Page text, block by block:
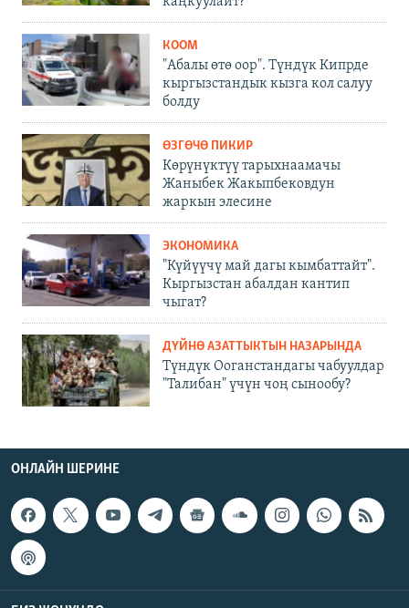
КООМ
"Абалы өтө оор". Түндүк Кипрде
кыргызстандык кызга кол салуу
болду
ӨЗГӨЧӨ ПИКИР
Көрүнүктүү тарыхнаамачы
Жаныбек Жакыпбековдун
жаркын элесине
ЭКОНОМИКА
"Күйүүчү май дагы кымбаттайт".
Кыргызстан абалдан кантип
чыгат?
ДҮЙНӨ АЗАТТЫКТЫН НАЗАРЫНДА
Түндүк Ооганстандагы чабуулдар
"Талибан" үчүн чоң сынообу?
ОНЛАЙН ШЕРИНЕ